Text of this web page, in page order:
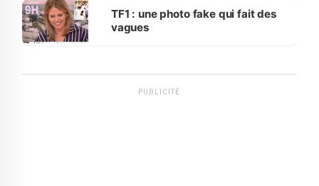
sur la scène internationale »
TF1 : une photo fake qui fait des
vagues
PUBLICITÉ